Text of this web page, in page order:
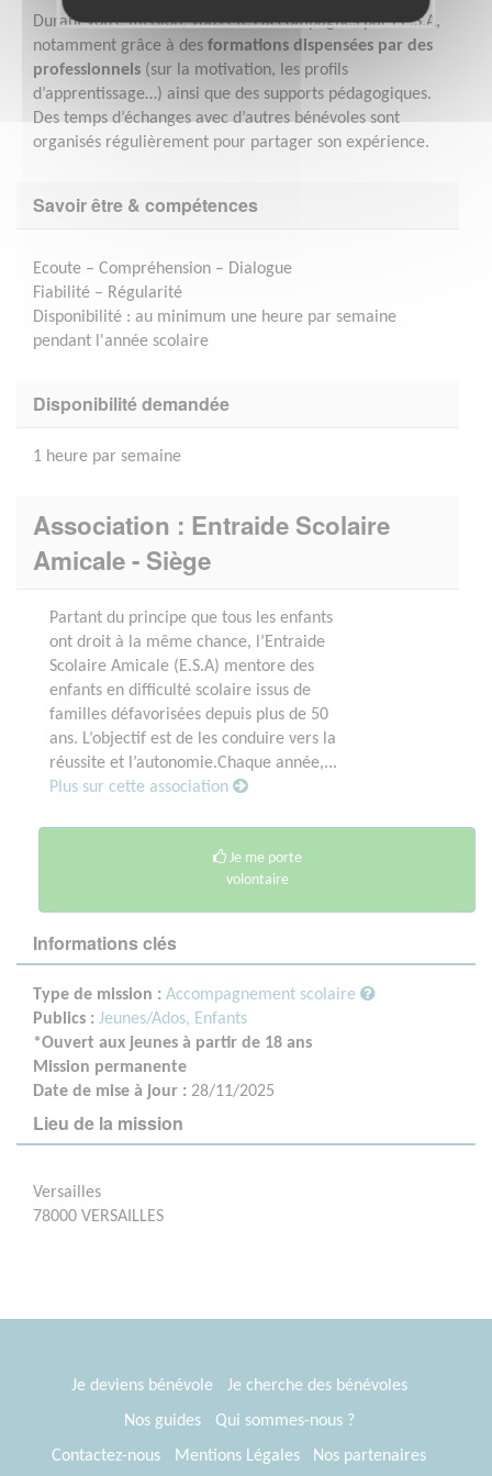
Durant votre mission, vous êtes accompagnés par l’E.S.A,
notamment grâce à des formations dispensées par des
professionnels (sur la motivation, les profils
d’apprentissage…) ainsi que des supports pédagogiques.
Des temps d’échanges avec d’autres bénévoles sont
organisés régulièrement pour partager son expérience.
Savoir être & compétences
Ecoute – Compréhension – Dialogue
Fiabilité – Régularité
Disponibilité : au minimum une heure par semaine
pendant l'année scolaire
Disponibilité demandée
1 heure par semaine
Association : Entraide Scolaire
Amicale - Siège
Partant du principe que tous les enfants
ont droit à la même chance, l’Entraide
Scolaire Amicale (E.S.A) mentore des
enfants en difficulté scolaire issus de
familles défavorisées depuis plus de 50
ans. L’objectif est de les conduire vers la
réussite et l’autonomie.Chaque année,...
Plus sur cette association
Je me porte
volontaire
Informations clés
Type de mission : Accompagnement scolaire
Publics : Jeunes/Ados, Enfants
*Ouvert aux jeunes à partir de 18 ans
Mission permanente
Date de mise à jour : 28/11/2025
Lieu de la mission
Versailles
78000 VERSAILLES
Je deviens bénévole
Je cherche des bénévoles
Nos guides
Qui sommes-nous ?
Contactez-nous
Mentions Légales Nos partenaires